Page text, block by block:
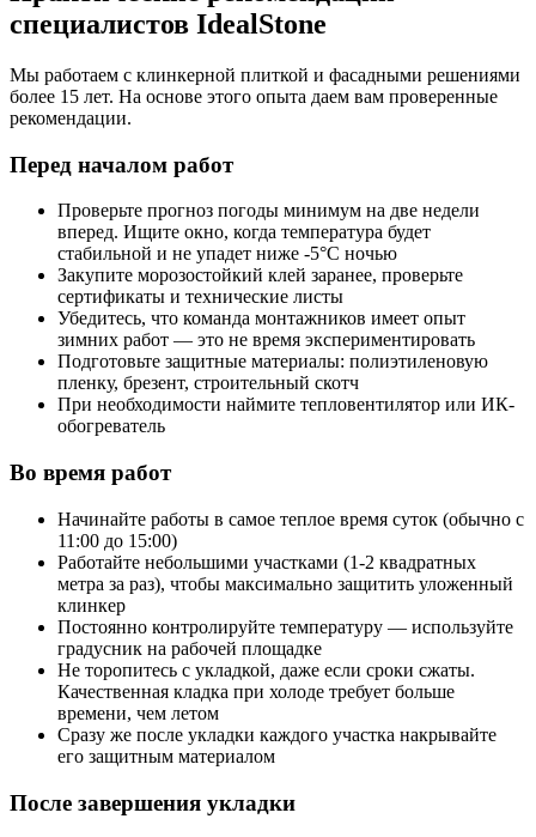
специалистов IdealStone
Мы работаем с клинкерной плиткой и фасадными решениями
более 15 лет. На основе этого опыта даем вам проверенные
рекомендации.
Перед началом работ
Проверьте прогноз погоды минимум на две недели
вперед. Ищите окно, когда температура будет
стабильной и не упадет ниже -5°C ночью
Закупите морозостойкий клей заранее, проверьте
сертификаты и технические листы
Убедитесь, что команда монтажников имеет опыт
зимних работ — это не время экспериментировать
Подготовьте защитные материалы: полиэтиленовую
пленку, брезент, строительный скотч
При необходимости наймите тепловентилятор или ИК-
обогреватель
Во время работ
Начинайте работы в самое теплое время суток (обычно с
11:00 до 15:00)
Работайте небольшими участками (1-2 квадратных
метра за раз), чтобы максимально защитить уложенный
клинкер
Постоянно контролируйте температуру — используйте
градусник на рабочей площадке
Не торопитесь с укладкой, даже если сроки сжаты.
Качественная кладка при холоде требует больше
времени, чем летом
Сразу же после укладки каждого участка накрывайте
его защитным материалом
После завершения укладки